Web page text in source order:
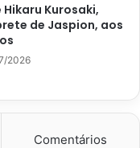
Hikaru Kurosaki,
de Jaspion, aos
2026
Comentários